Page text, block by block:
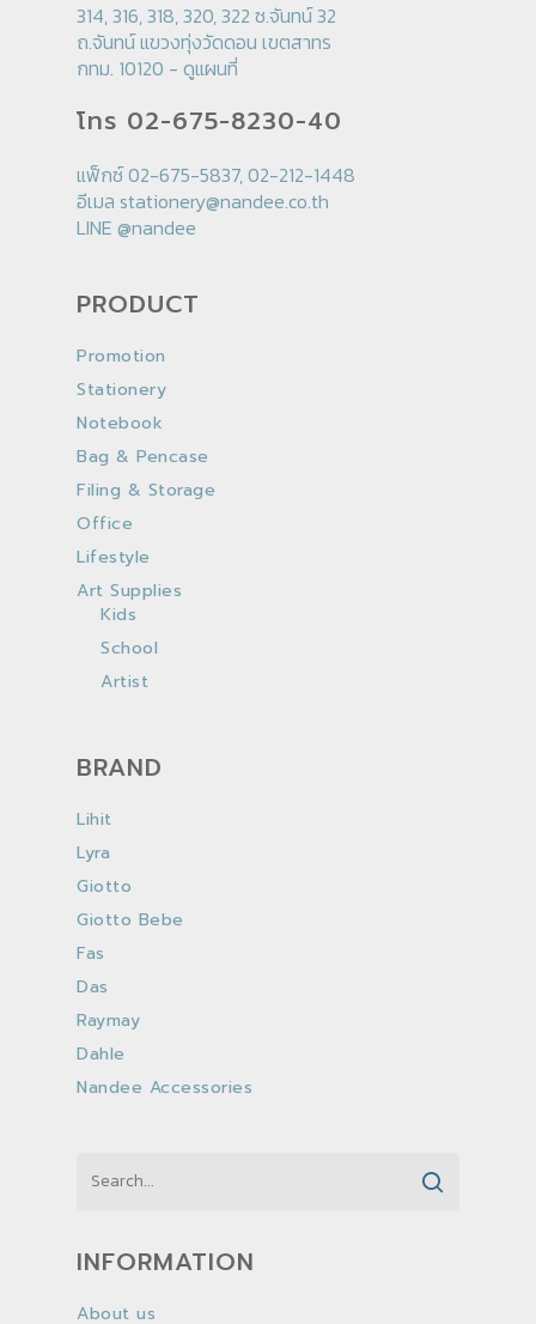
314, 316, 318, 320, 322 ซ.จันทน์ 32
ถ.จันทน์ แขวงทุ่งวัดดอน เขตสาทร
กทม. 10120 - ดูแผนที่
โทร 02-675-8230-40
แฟ็กซ์ 02-675-5837, 02-212-1448
อีเมล stationery@nandee.co.th
LINE @nandee
PRODUCT
Promotion
Stationery
Notebook
Bag & Pencase
Filing & Storage
Office
Lifestyle
Art Supplies
Kids
School
Artist
BRAND
Lihit
Lyra
Giotto
Giotto Bebe
Fas
Das
Raymay
Dahle
Nandee Accessories
INFORMATION
About us